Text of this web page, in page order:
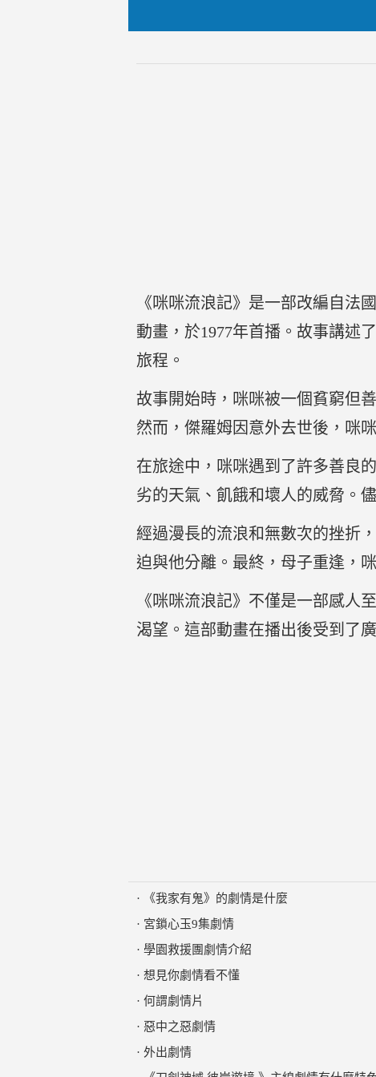
《咪咪流浪記》是一部改編自法
動畫，於1977年首播。故事講述
旅程。
故事開始時，咪咪被一個貧窮但
然而，傑羅姆因意外去世後，咪
在旅途中，咪咪遇到了許多善良
劣的天氣、飢餓和壞人的威脅。
經過漫長的流浪和無數次的挫折
迫與他分離。最終，母子重逢，
《咪咪流浪記》不僅是一部感人
渴望。這部動畫在播出後受到了
·
《我家有鬼》的劇情是什麼
· 宮鎖心玉9集劇情
· 學園救援團劇情介紹
· 想見你劇情看不懂
· 何謂劇情片
· 惡中之惡劇情
· 外出劇情